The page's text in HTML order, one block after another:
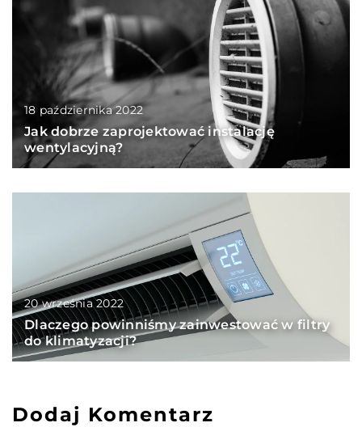
18 października 2022
Jak dobrze zaprojektować instalację
wentylacyjną?
20 września 2022
Dlaczego powinniśmy zainwestować w filtry
do klimatyzacji?
Dodaj Komentarz